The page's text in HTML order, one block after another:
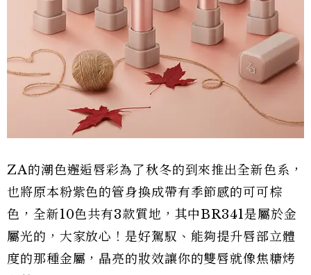
ZA的潮色邂逅唇彩為了秋冬的到來推出全新色系，
也將原本粉紫色的管身換成帶有季節感的可可棕
色，全新10色共有3款質地，其中BR341是屬於金
屬光的，大家放心！是好駕馭、能夠提升唇部立體
度的那種金屬，晶亮的妝效讓你的雙唇就像焦糖烤